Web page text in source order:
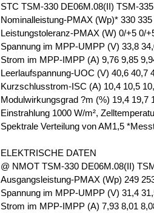
STC TSM-330 DE06M.08(II) TSM-
Nominalleistung-PMAX (Wp)* 330 335
Leistungstoleranz-PMAX (W) 0/+5 0/
Spannung im MPP-UMPP (V) 33,8
Strom im MPP-IMPP (A) 9,76 9,85
Leerlaufspannung-UOC (V) 40,6 40,7
Kurzschlusstrom-ISC (A) 10,4 10,5
Modulwirkungsgrad ?m (%) 19,4 19,7
Einstrahlung 1000 W/m²,
Spektrale Verteilung von AM1,5
ELEKTRISCHE DATEN
@ NMOT TSM-330 DE06M.08(II)
Ausgangsleistung-PMAX (Wp) 249
Spannung im MPP-UMPP (V) 31,4
Strom im MPP-IMPP (A) 7,93 8,01